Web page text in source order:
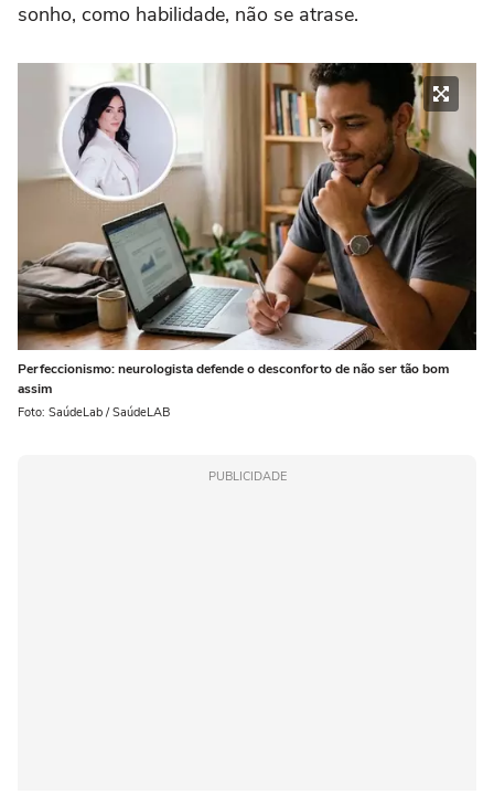
sonho, como habilidade, não se atrase.
Perfeccionismo: neurologista defende o desconforto de não ser tão bom
assim
Foto: SaúdeLab / SaúdeLAB
PUBLICIDADE